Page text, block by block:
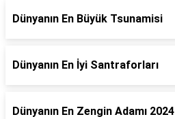
Dünyanın En Büyük Tsunamisi
Dünyanın En İyi Santraforları
Dünyanın En Zengin Adamı 2024